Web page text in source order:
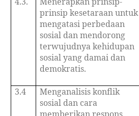
prinsip kesetaraan untuk
mengatasi perbedaan
sosial dan mendorong
terwujudnya kehidupan
sosial yang damai dan
demokratis.
3.4
Menganalisis konflik
sosial dan cara